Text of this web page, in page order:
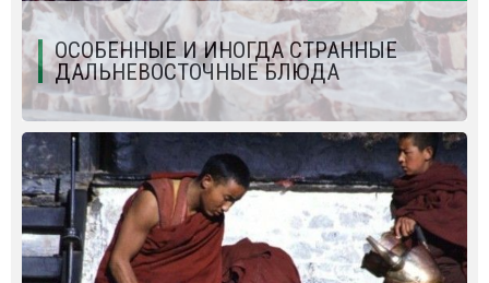
ОСОБЕННЫЕ И ИНОГДА СТРАННЫЕ
ДАЛЬНЕВОСТОЧНЫЕ БЛЮДА